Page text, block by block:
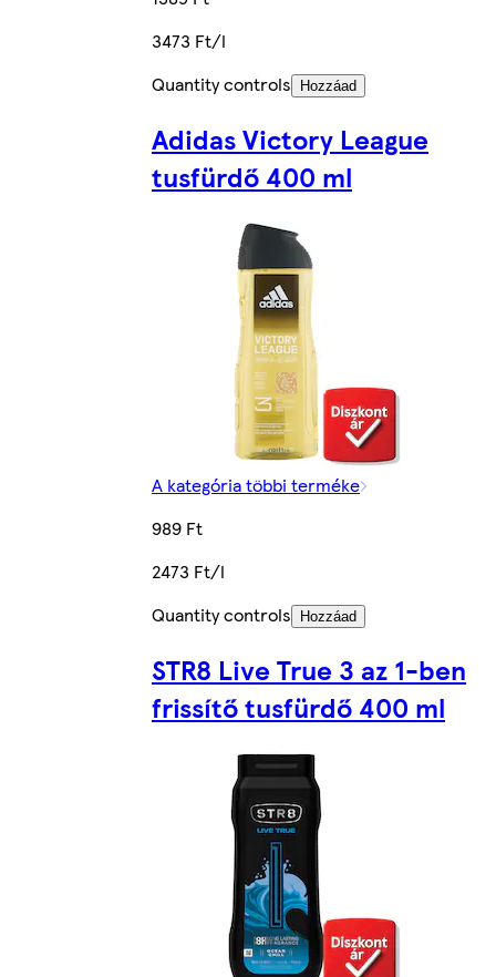
3473 Ft/l
Quantity controls
Hozzáad
Adidas Victory League
tusfürdő 400 ml
A kategória többi terméke
989 Ft
2473 Ft/l
Quantity controls
Hozzáad
STR8 Live True 3 az 1-ben
frissítő tusfürdő 400 ml